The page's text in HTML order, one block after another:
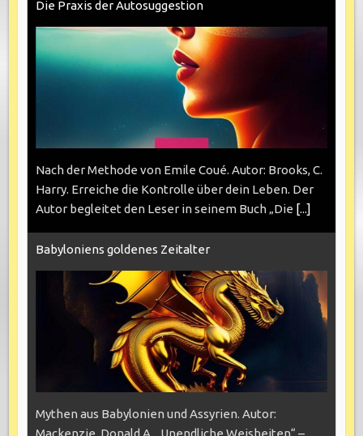
Die Praxis der Autosuggestion
Nach der Methode von Emile Coué. Autor: Brooks, C.
Harry. Erreiche die Kontrolle über dein Leben. Der
Autor begleitet den Leser in seinem Buch „Die [...]
Babyloniens goldenes Zeitalter
Mythen aus Babylonien und Assyrien. Autor:
Mackenzie, Donald A. „Unendliche Weisheiten“ –